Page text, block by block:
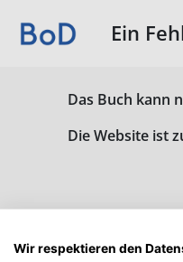
Ein
Das Buch kann
Die Website ist
Wir respektieren den